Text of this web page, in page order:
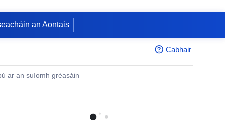
an Aontais
Cabhair
ar an suíomh gréasáin